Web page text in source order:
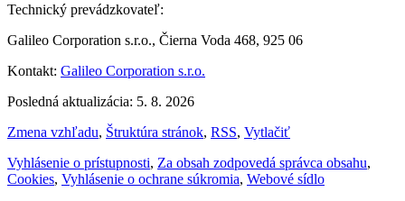
Technický prevádzkovateľ:
Galileo Corporation s.r.o., Čierna Voda 468, 925 06
Kontakt: Galileo Corporation s.r.o.
Posledná aktualizácia: 5. 8. 2026
Zmena vzhľadu, Štruktúra stránok, RSS, Vytlačiť
Vyhlásenie o prístupnosti, Za obsah zodpovedá správca obsahu,
Cookies, Vyhlásenie o ochrane súkromia, Webové sídlo